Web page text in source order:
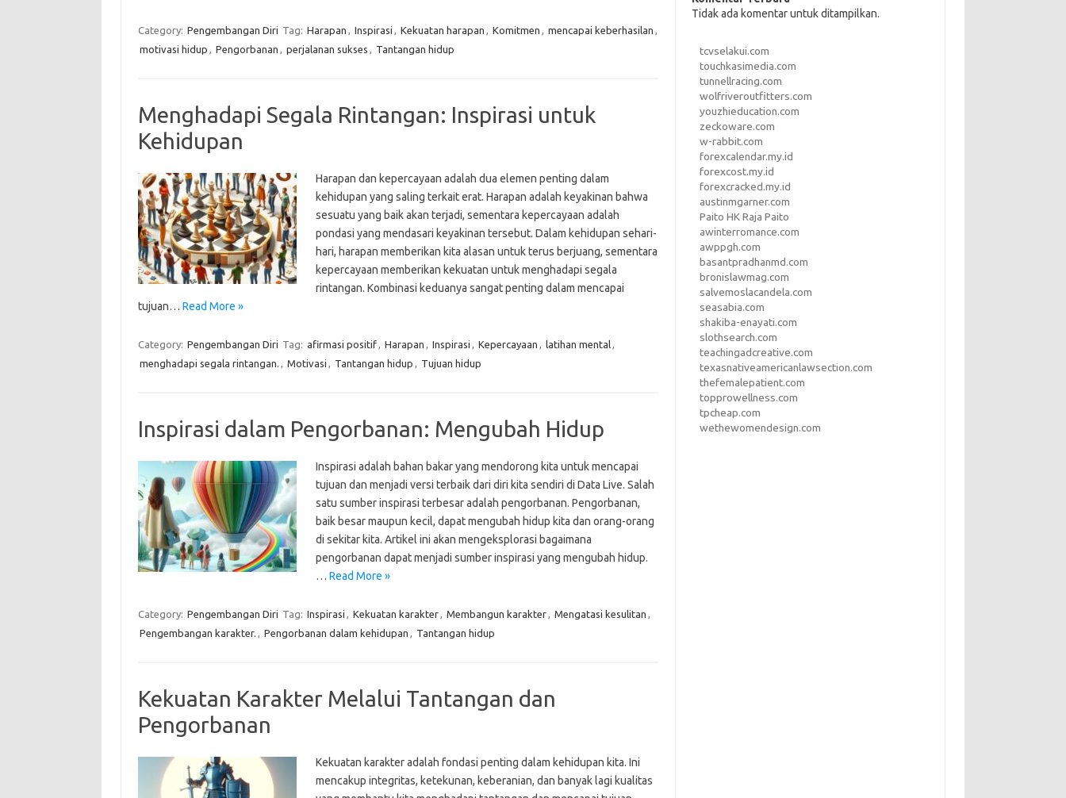
Category: Pengembangan Diri Tag: Harapan , Inspirasi , Kekuatan harapan , Komitmen , mencapai keberhasilan ,
motivasi hidup , Pengorbanan , perjalanan sukses , Tantangan hidup
Menghadapi Segala Rintangan: Inspirasi untuk
Kehidupan
Harapan dan kepercayaan adalah dua elemen penting dalam
kehidupan yang saling terkait erat. Harapan adalah keyakinan bahwa
sesuatu yang baik akan terjadi, sementara kepercayaan adalah
pondasi yang mendasari keyakinan tersebut. Dalam kehidupan sehari-
hari, harapan memberikan kita alasan untuk terus berjuang, sementara
kepercayaan memberikan kekuatan untuk menghadapi segala
rintangan. Kombinasi keduanya sangat penting dalam mencapai
tujuan… Read More »
Category: Pengembangan Diri Tag: afirmasi positif, Harapan , Inspirasi , Kepercayaan , latihan mental,
menghadapi segala rintangan. , Motivasi , Tantangan hidup , Tujuan hidup
Inspirasi dalam Pengorbanan: Mengubah Hidup
Inspirasi adalah bahan bakar yang mendorong kita untuk mencapai
tujuan dan menjadi versi terbaik dari diri kita sendiri di Data Live. Salah
satu sumber inspirasi terbesar adalah pengorbanan. Pengorbanan,
baik besar maupun kecil, dapat mengubah hidup kita dan orang-orang
di sekitar kita. Artikel ini akan mengeksplorasi bagaimana
pengorbanan dapat menjadi sumber inspirasi yang mengubah hidup.
… Read More »
Category: Pengembangan Diri Tag: Inspirasi , Kekuatan karakter, Membangun karakter, Mengatasi kesulitan ,
Pengembangan karakter. , Pengorbanan dalam kehidupan , Tantangan hidup
Kekuatan Karakter Melalui Tantangan dan
Pengorbanan
Kekuatan karakter adalah fondasi penting dalam kehidupan kita. Ini
mencakup integritas, ketekunan, keberanian, dan banyak lagi kualitas
Tidak ada komentar untuk ditampilkan.
tcvselakui.com
touchkasimedia.com
tunnellracing.com
wolfriveroutfitters.com
youzhieducation.com
zeckoware.com
w-rabbit.com
forexcalendar.my.id
forexcost.my.id
forexcracked.my.id
austinmgarner.com
Paito HK Raja Paito
awinterromance.com
awppgh.com
basantpradhanmd.com
bronislawmag.com
salvemoslacandela.com
seasabia.com
shakiba-enayati.com
slothsearch.com
teachingadcreative.com
texasnativeamericanlawsection.com
thefemalepatient.com
topprowellness.com
tpcheap.com
wethewomendesign.com